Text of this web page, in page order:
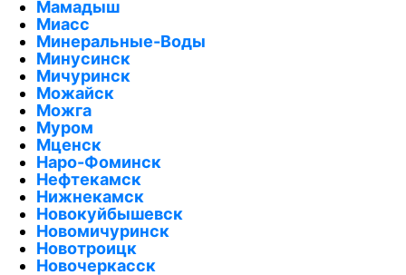
Мамадыш
Миасс
Минеральные-Воды
Минусинск
Мичуринск
Можайск
Можга
Муром
Мценск
Наро-Фоминск
Нефтекамск
Нижнекамск
Новокуйбышевск
Новомичуринск
Новотроицк
Новочеркасск